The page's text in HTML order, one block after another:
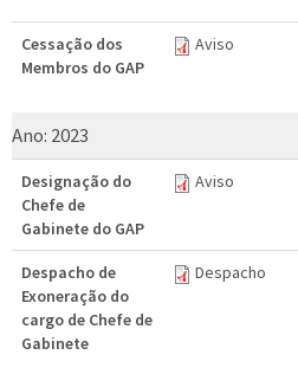
Cessação dos
Membros do GAP
Aviso
Ano: 2023
Designação do
Chefe de
Gabinete do GAP
Aviso
Despacho de
Exoneração do
cargo de Chefe de
Gabinete
Despacho